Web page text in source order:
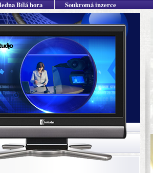
Bílá hora Soukromá inzerce